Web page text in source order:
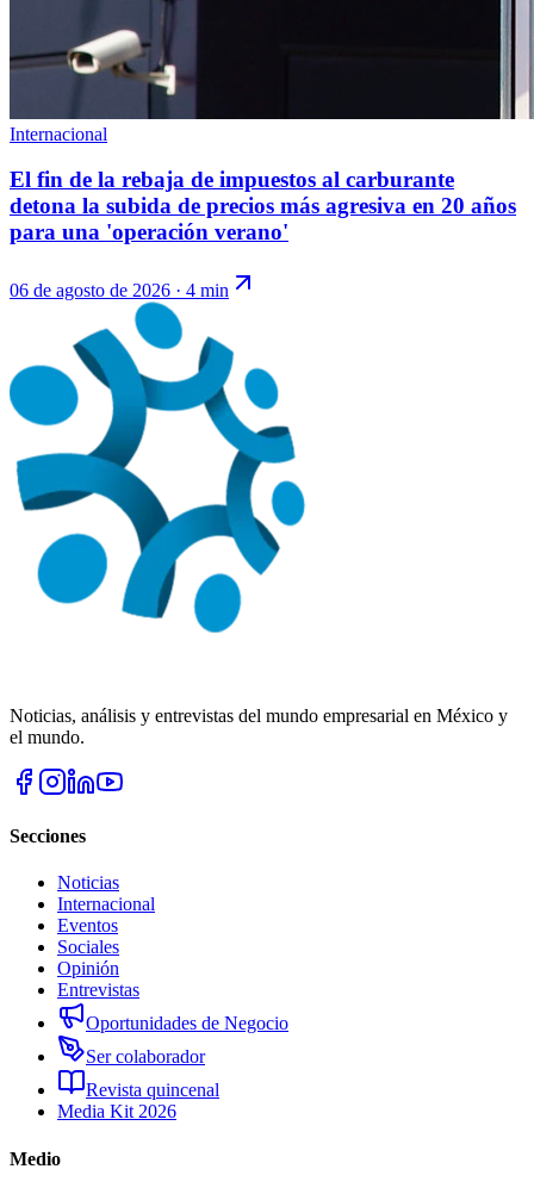
Internacional
El fin de la rebaja de impuestos al carburante
detona la subida de precios más agresiva en 20 años
para una 'operación verano'
06 de agosto de 2026 · 4 min
Noticias, análisis y entrevistas del mundo empresarial en México y
el mundo.
Secciones
Noticias
Internacional
Eventos
Sociales
Opinión
Entrevistas
Oportunidades de Negocio
Ser colaborador
Revista quincenal
Media Kit 2026
Medio